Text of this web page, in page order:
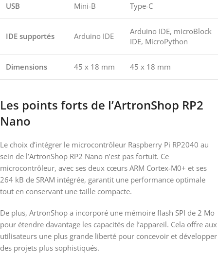
USB Mini-B Type-C
IDE supportés Arduino IDE
Arduino IDE, microBlock
IDE, MicroPython
Dimensions 45 x 18 mm 45 x 18 mm
Les points forts de l’ArtronShop RP2
Nano
Le choix d’intégrer le microcontrôleur Raspberry Pi RP2040 au
sein de l’ArtronShop RP2 Nano n’est pas fortuit. Ce
microcontrôleur, avec ses deux cœurs ARM Cortex-M0+ et ses
264 kB de SRAM intégrée, garantit une performance optimale
tout en conservant une taille compacte.
De plus, ArtronShop a incorporé une mémoire flash SPI de 2 Mo
pour étendre davantage les capacités de l’appareil. Cela offre aux
utilisateurs une plus grande liberté pour concevoir et développer
des projets plus sophistiqués.